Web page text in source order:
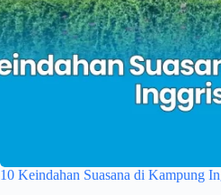
10 Keindahan Suasana di Kampung